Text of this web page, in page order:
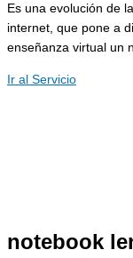
Es una evolución de
internet, que pone a
enseñanza virtual un
Ir al Servicio
notebook